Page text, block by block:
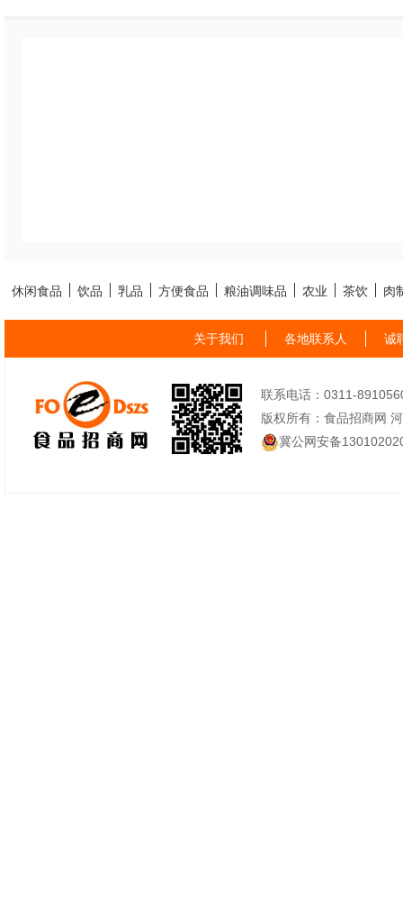
休闲食品 饮品 乳品 方便食品 粮油调味品 农业 茶饮 肉
关于我们 各地联系人 诚
联系电话：0311-
版权所有：食品招商网
冀公网安备